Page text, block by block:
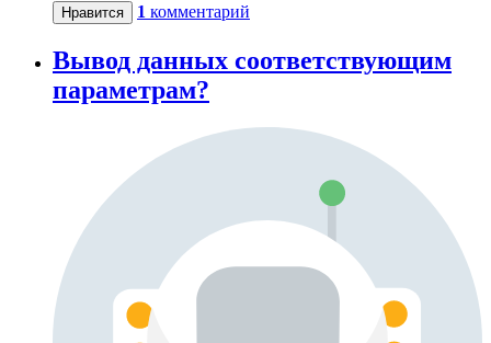
Нравится 1 комментарий
Вывод данных соответствующим
параметрам?